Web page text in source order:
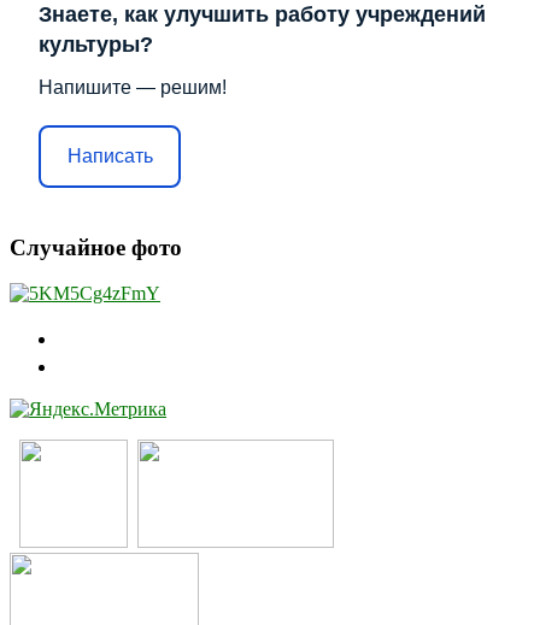
Знаете, как улучшить работу учреждений
культуры?
Напишите — решим!
Написать
Случайное фото